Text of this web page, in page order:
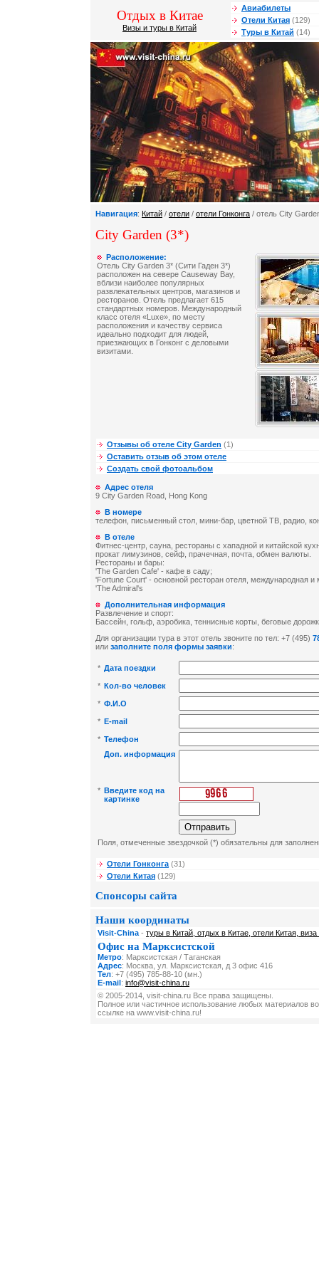
Отдых в Китае
Визы и туры в Китай
Авиабилеты
Отели Китая (129)
Туры в Китай (14)
Навигация: Китай / отели / отели Гонконга / отель City
City Garden (3*)
Расположение:
Отель City Garden 3* (Сити Гаден 3*)
расположен на севере Causeway Bay,
вблизи наиболее популярных
развлекательных центров, магазинов и
ресторанов. Отель предлагает 615
стандартных номеров. Международный
класс отеля «Luxe», по месту
расположения и качеству сервиса
идеально подходит для людей,
приезжающих в Гонконг с деловыми
визитами.
Отзывы об отеле City Garden (1)
Оставить отзыв об этом отеле
Создать свой фотоальбом
Адрес отеля
9 City Garden Road, Hong Kong
В номере
телефон, письменный стол, мини-бар, цветной ТВ, радио,
В отеле
Фитнес-центр, сауна, рестораны с хападной и китайской
прокат лимузинов, сейф, прачечная, почта, обмен валюты.
Рестораны и бары:
'The Garden Cafe' - кафе в саду;
'Fortune Court' - основной ресторан отеля, международная и
'The Admiral's
Дополнительная информация
Развлечение и спорт:
Бассейн, гольф, аэробика, теннисные корты, беговые
Для организации тура в этот отель звоните по тел: +7 (495)
или заполните поля формы заявки:
* Дата поездки
* Кол-во человек
* Ф.И.О
* E-mail
* Телефон
Доп. информация
* Введите код на
картинке
Поля, отмеченные звездочкой (*) обязательны для
Отели Гонконга(31)
Отели Китая (129)
Спонсоры сайта
Наши координаты
Visit-China - туры в Китай, отдых в Китае, отели Китая, виза
Офис на Марксистской
Метро: Марксистская / Таганская
Адрес: Москва, ул. Марксистская, д 3 офис 416
Тел: +7 (495) 785-88-10 (мн.)
E-mail: info@visit-china.ru
© 2005-2014, visit-china.ru Все права защищены.
Полное или частичное использование любых материалов
ссылке на www.visit-china.ru!